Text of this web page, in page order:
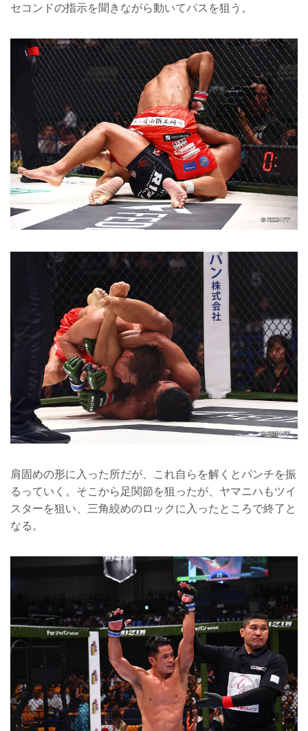
セコンドの指示を聞きながら動いてパスを狙う。
肩固めの形に入った所だが、これ自らを解くとパンチを振
るっていく。そこから足関節を狙ったが、ヤマニハもツイ
スターを狙い、三角絞めのロックに入ったところで終了と
なる。